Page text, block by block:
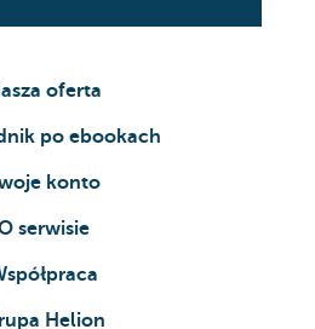
oferta
po ebookach
konto
serwisie
Helion